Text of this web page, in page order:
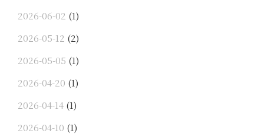
2026-06-02 (1)
2026-05-12 (2)
2026-05-05 (1)
2026-04-20 (1)
2026-04-14 (1)
2026-04-10 (1)